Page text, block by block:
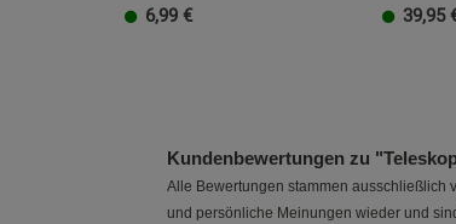
6,99 € 39,95
Kundenbewertungen zu
Alle Bewertungen stammen ausschließlich
und persönliche Meinungen wieder und